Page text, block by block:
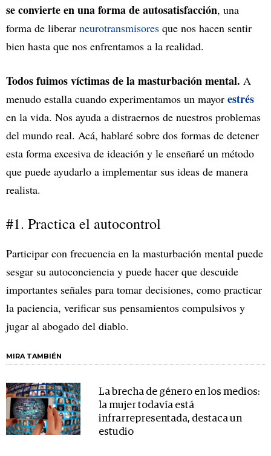
se convierte en una forma de autosatisfacción, una
forma de liberar neurotransmisores que nos hacen sentir
bien hasta que nos enfrentamos a la realidad.
Todos fuimos víctimas de la masturbación mental. A
menudo estalla cuando experimentamos un mayor estrés
en la vida. Nos ayuda a distraernos de nuestros problemas
del mundo real. Acá, hablaré sobre dos formas de detener
esta forma excesiva de ideación y le enseñaré un método
que puede ayudarlo a implementar sus ideas de manera
realista.
#1. Practica el autocontrol
Participar con frecuencia en la masturbación mental puede
sesgar su autoconciencia y puede hacer que descuide
importantes señales para tomar decisiones, como practicar
la paciencia, verificar sus pensamientos compulsivos y
jugar al abogado del diablo.
MIRA TAMBIÉN
La brecha de género en los medios:
la mujer todavía está
infrarrepresentada, destaca un
estudio